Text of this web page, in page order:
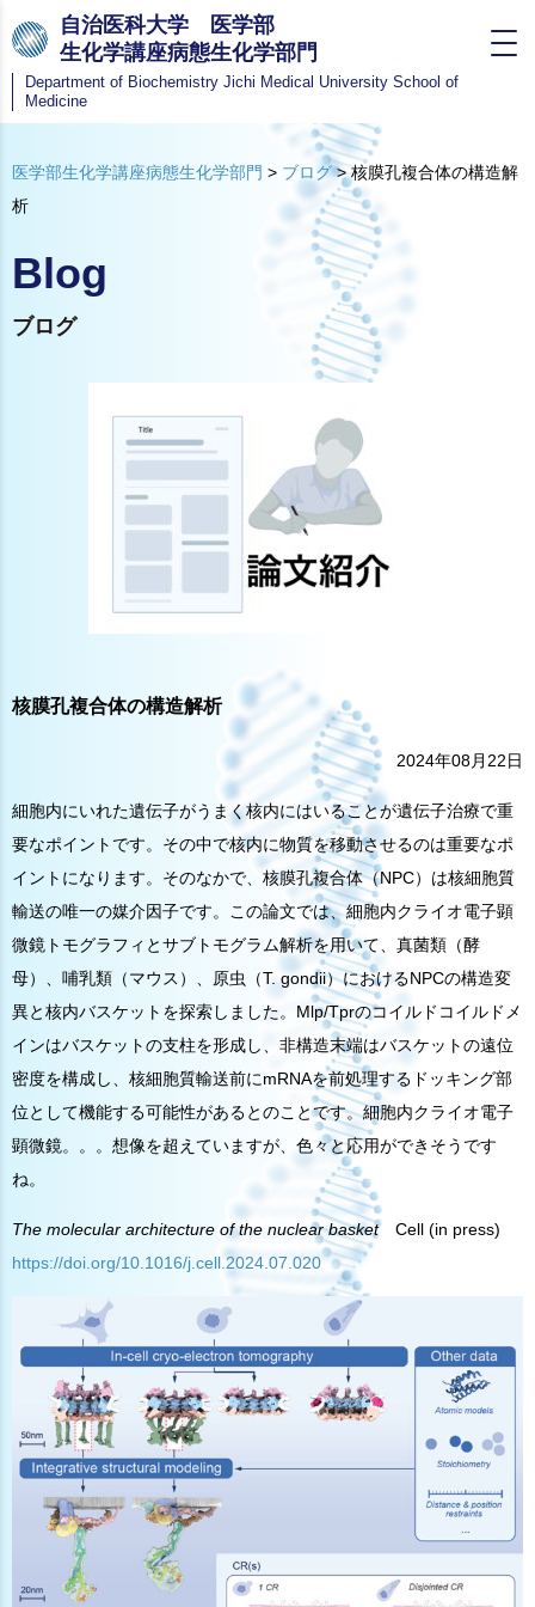
自治医科大学 医学部
生化学講座病態生化学部門
Department of Biochemistry Jichi Medical University School of
Medicine
医学部生化学講座病態生化学部門 > ブログ>核膜孔複合体の構造解
析
Blog
ブログ
核膜孔複合体の構造解析
2024年08月22日
細胞内にいれた遺伝子がうまく核内にはいることが遺伝子治療で重
要なポイントです。その中で核内に物質を移動させるのは重要なポ
イントになります。そのなかで、核膜孔複合体（NPC）は核細胞質
輸送の唯一の媒介因子です。この論文では、細胞内クライオ電子顕
微鏡トモグラフィとサブトモグラム解析を用いて、真菌類（酵
母）、哺乳類（マウス）、原虫（T. gondii）におけるNPCの構造変
異と核内バスケットを探索しました。Mlp/Tprのコイルドコイルドメ
インはバスケットの支柱を形成し、非構造末端はバスケットの遠位
密度を構成し、核細胞質輸送前にmRNAを前処理するドッキング部
位として機能する可能性があるとのことです。細胞内クライオ電子
顕微鏡。。。想像を超えていますが、色々と応用ができそうです
ね。
The molecular architecture of the nuclear basketCell (in press)
https://doi.org/10.1016/j.cell.2024.07.020